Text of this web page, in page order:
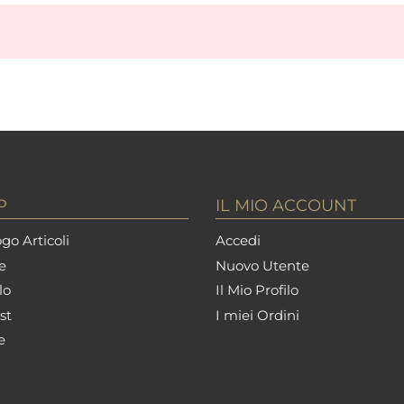
Articoli
IL MIO ACCOUNT
Accedi
Nuovo Utente
Il Mio Profilo
I miei Ordini